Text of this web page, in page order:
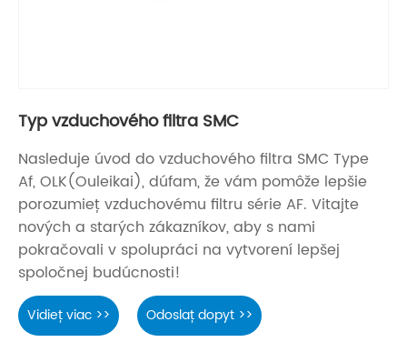
Typ vzduchového filtra SMC
Nasleduje úvod do vzduchového filtra SMC Type
Af, OLK(Ouleikai), dúfam, že vám pomôže lepšie
porozumieť vzduchovému filtru série AF. Vitajte
nových a starých zákazníkov, aby s nami
pokračovali v spolupráci na vytvorení lepšej
spoločnej budúcnosti!
Vidieť viac >> Odoslať dopyt >>